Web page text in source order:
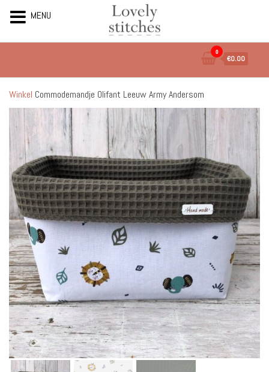
de
inhoud
0
€0.00
Winkel Commodemandje Olifant Leeuw Army Andersom
MENU